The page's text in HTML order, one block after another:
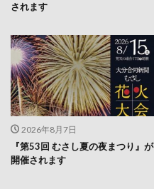
されます
2026年8月7日
『第53回 むさし夏の夜まつり』が
開催されます